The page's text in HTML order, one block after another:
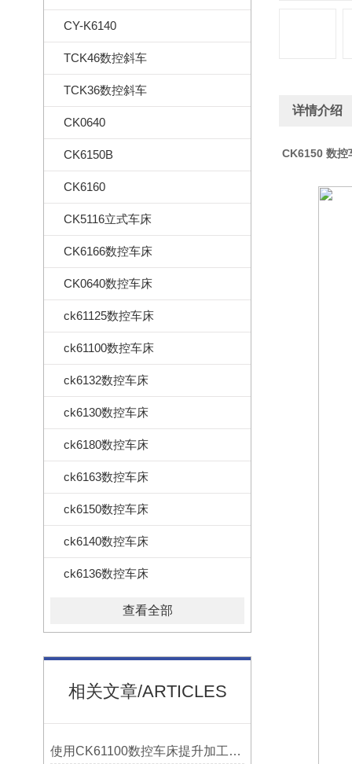
CY-K6140
TCK46数控斜车
TCK36数控斜车
CK0640
CK6150B
CK6160
CK5116立式车床
CK6166数控车床
CK0640数控车床
ck61125数控车床
ck61100数控车床
ck6132数控车床
ck6130数控车床
ck6180数控车床
ck6163数控车床
ck6150数控车床
ck6140数控车床
ck6136数控车床
查看全部
相关文章/ARTICLES
使用CK61100数控车床提升加工精度的方法
详情介绍
CK6150 数控